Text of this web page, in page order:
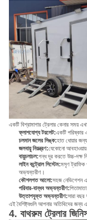
একটি বিশ্রামাগার ট্রেলার কেনার সময়
ফ্লাশযোগ্য টয়লেট:একটি পরিষ্কার
চলমান জলের সিঙ্ক:হাত ধোয়ার
জলবায়ু নিয়ন্ত্রণ:যেকোনো আবহাওয়ায়
বায়ুচলাচল:গন্ধ দূর করতে উচ্চ-দক্ষ
লাইন কন্ট্রোল সিস্টেম:মসৃণ
অভ্যন্তরীণ।
কৌশলগত আলো:সহজ নেভিগেশন
পরিবার-বান্ধব অভ্যন্তরীণ:
উত্তাপযুক্ত অভ্যন্তরীণ:সারা
এই বৈশিষ্ট্যগুলি আপনার অতিথিদের জন্য
4. বাথরুম ট্রেলার